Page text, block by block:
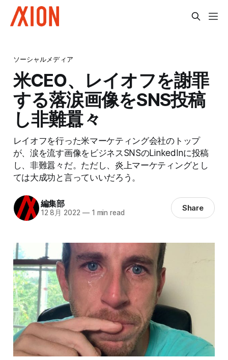
ソーシャルメディア
米CEO、レイオフを謝罪
する落涙画像をSNS投稿
し非難囂々
レイオフを行った米マーケティング会社のトップ
が、涙を流す画像をビジネスSNSのLinkedInに投稿
し、非難囂々だ。ただし、炎上マーケティングとし
ては大成功と言っていいだろう。
編集部
12 8月 2022 —1 min read Share